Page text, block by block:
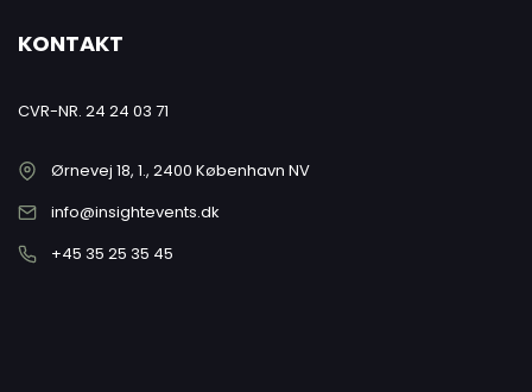
KONTAKT
CVR-NR. 24 24 03 71
Ørnevej 18, 1., 2400 København NV
info@insightevents.dk
+45 35 25 35 45